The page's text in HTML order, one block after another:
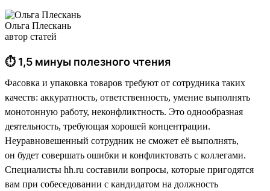
Ольга Плескань
автор статей
⏱ 1,5 минуы полезного чтения
Фасовка и упаковка товаров требуют от сотрудника таких
качеств: аккуратность, ответственность, умение выполнять
монотонную работу, неконфликтность. Это однообразная
деятельность, требующая хорошей концентрации.
Неуравновешенный сотрудник не сможет её выполнять,
он будет совершать ошибки и конфликтовать с коллегами.
Специалисты hh.ru составили вопросы, которые пригодятся
вам при собеседовании с кандидатом на должность